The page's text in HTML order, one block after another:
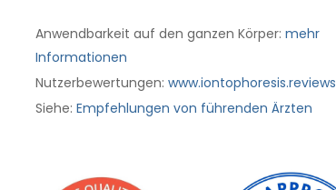
Anwendbarkeit auf den ganzen Körper: mehr
Informationen
Nutzerbewertungen: www.iontophoresis.reviews
Siehe: Empfehlungen von führenden Ärzten